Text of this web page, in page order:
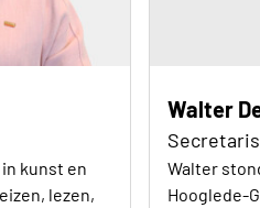
kunst en
lezen,
Walter
Secretaris
Walter
Hooglede-